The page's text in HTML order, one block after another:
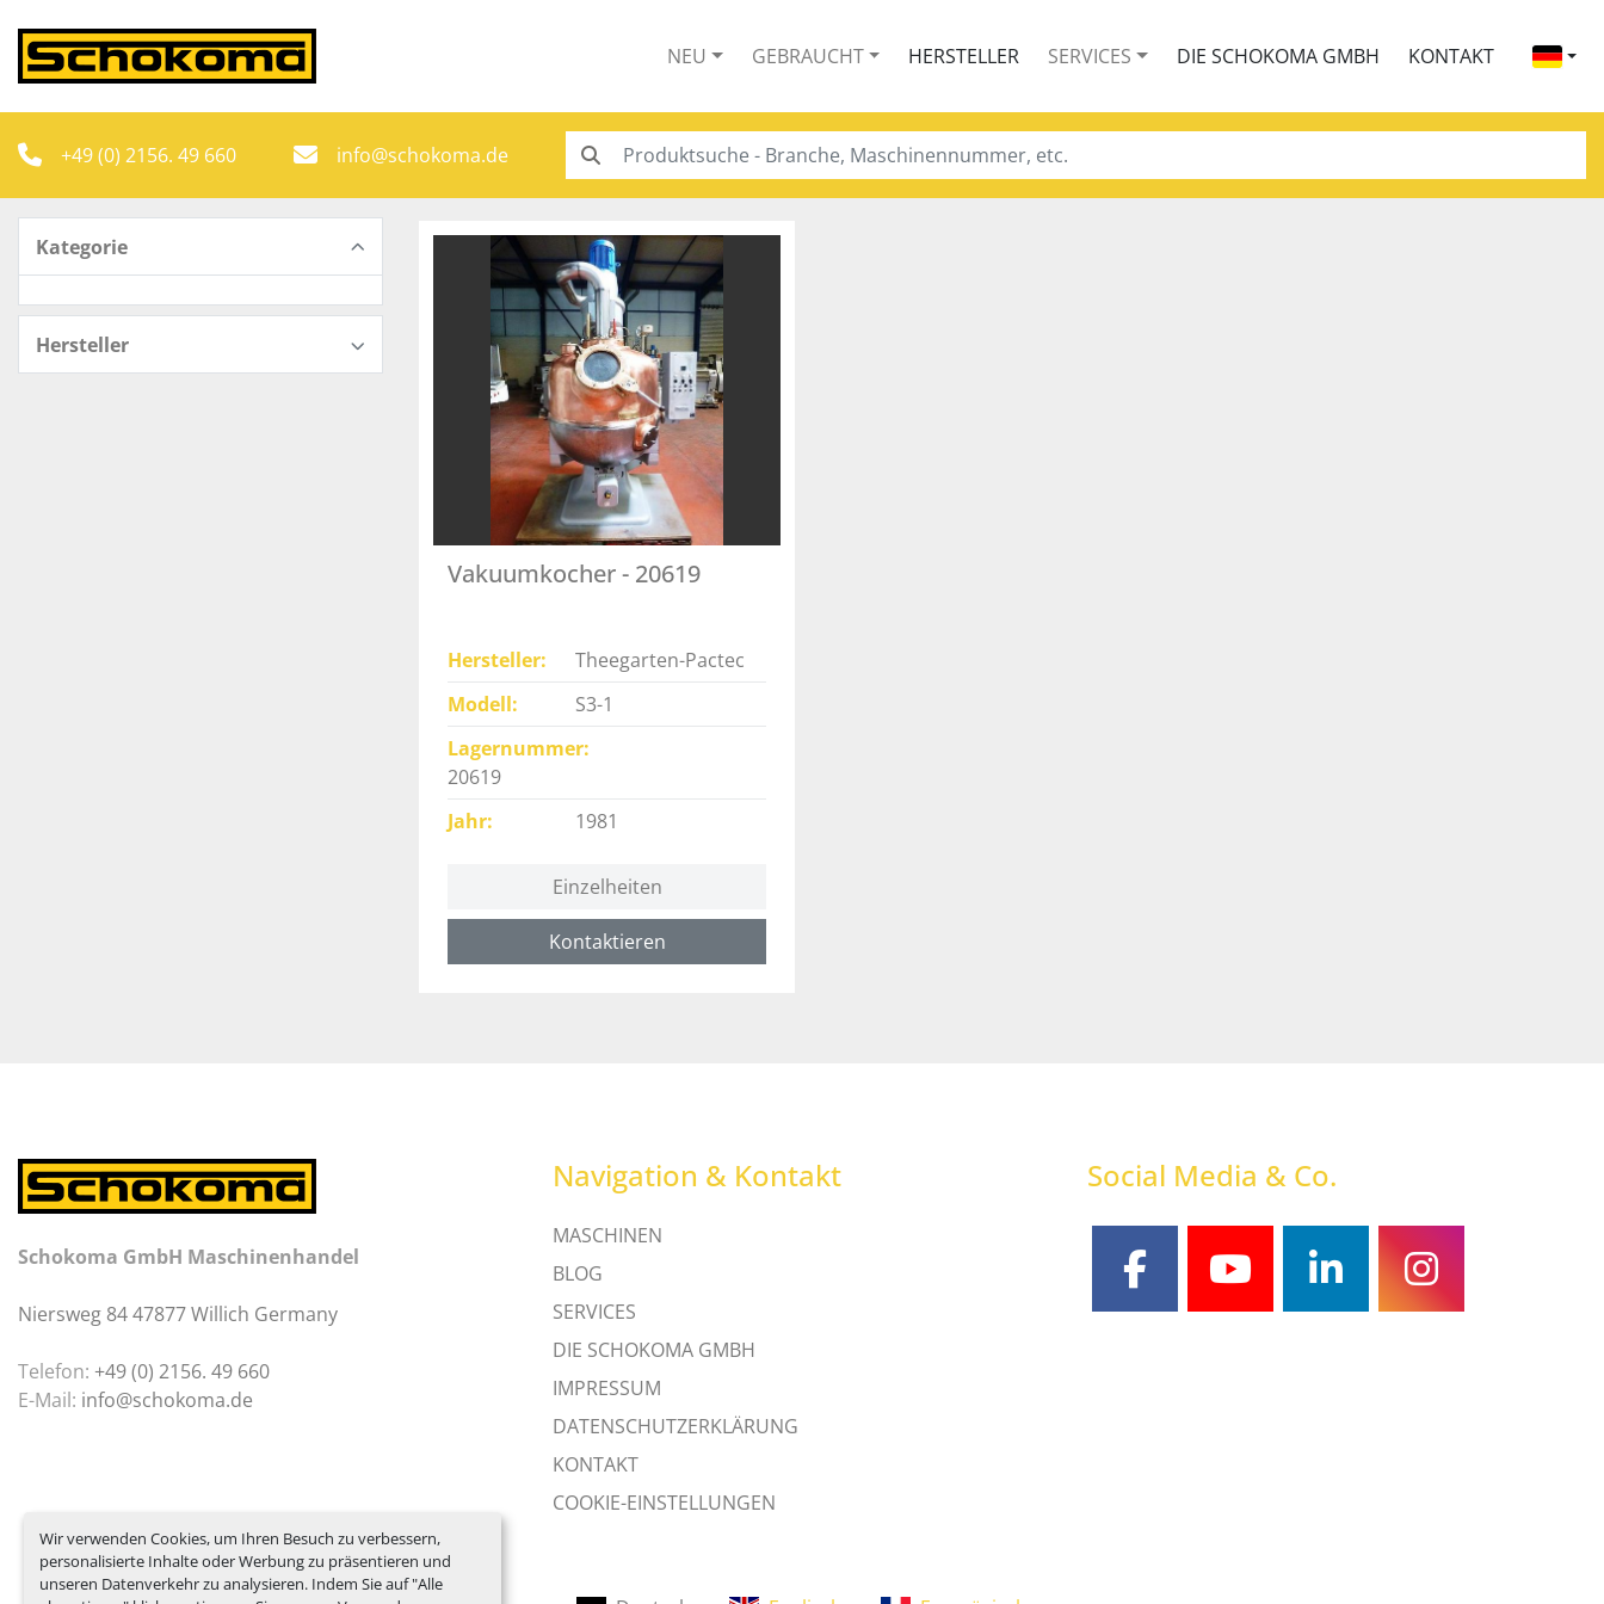
Wir verwenden Cookies, um Ihren Besuch zu verbessern,
personalisierte Inhalte oder Werbung zu präsentieren und
unseren Datenverkehr zu analysieren. Indem Sie auf "Alle
NEU GEBRAUCHT HERSTELLER SERVICES DIE SCHOKOMA GMBH KONTAKT
+49 (0) 2156. 49 660 info@schokoma.de
Kategorie
Hersteller
Vakuumkocher - 20619
Hersteller
Theegarten-Pactec
Modell
S3-1
Lagernummer
20619
Jahr
1981
Einzelheiten
Kontaktieren
Schokoma GmbH Maschinenhandel
Niersweg 84 47877 Willich Germany
Telefon: +49 (0) 2156. 49 660
E-Mail: info@schokoma.de
Navigation & Kontakt
MASCHINEN
BLOG
SERVICES
DIE SCHOKOMA GMBH
IMPRESSUM
DATENSCHUTZERKLÄRUNG
KONTAKT
COOKIE-EINSTELLUNGEN
Social Media & Co.
facebookyoutubelinkedininstagram